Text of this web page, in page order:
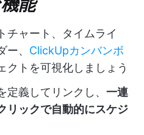
チャート、タイムライ
、 ClickUpカンバンボ
クトを可視化しましょう
定義してリンクし、 一連
リックで自動的にスケジ